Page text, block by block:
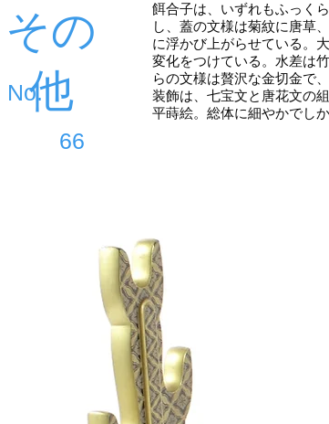
その
他
66
​No.
餌合子は、いずれもふっく
し、蓋の文様は菊紋に唐草
に浮かび上がらせている。
変化をつけている。水差は
らの文様は贅沢な金切金で
装飾は、七宝文と唐花文の
平蒔絵。総体に細やかでし